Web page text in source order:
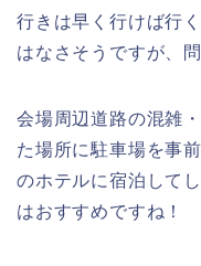
行きは早く行けば行
はなさそうですが、
会場周辺道路の混雑
た場所に駐車場を事
のホテルに宿泊して
はおすすめですね！